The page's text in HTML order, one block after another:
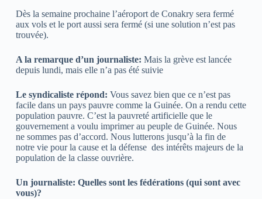
Dès la semaine prochaine l’aéroport de Conakry sera fermé
aux vols et le port aussi sera fermé (si une solution n’est pas
trouvée).
A la remarque d’un journaliste: Mais la grève est lancée
depuis lundi, mais elle n’a pas été suivie
Le syndicaliste répond: Vous savez bien que ce n’est pas
facile dans un pays pauvre comme la Guinée. On a rendu cette
population pauvre. C’est la pauvreté artificielle que le
gouvernement a voulu imprimer au peuple de Guinée. Nous
ne sommes pas d’accord. Nous lutterons jusqu’à la fin de
notre vie pour la cause et la défense des intérêts majeurs de la
population de la classe ouvrière.
Un journaliste: Quelles sont les fédérations (qui sont avec
vous)?